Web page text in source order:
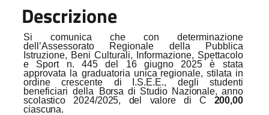
Descrizione
Si comunica che con
determinazione
dell’Assessorato
Regionale della
Pubblica
Istruzione, Beni Culturali, Informazione, Spettacolo
e Sport n. 445 del 16 giugno 2025 è stata
approvata la graduatoria unica regionale, stilata in
ordine
crescente di I.S.E.E., degli
studenti
beneficiari della
Borsa di Studio Nazionale, anno
scolastico
2024/2025, del valore di C
200,00
ciascuna.